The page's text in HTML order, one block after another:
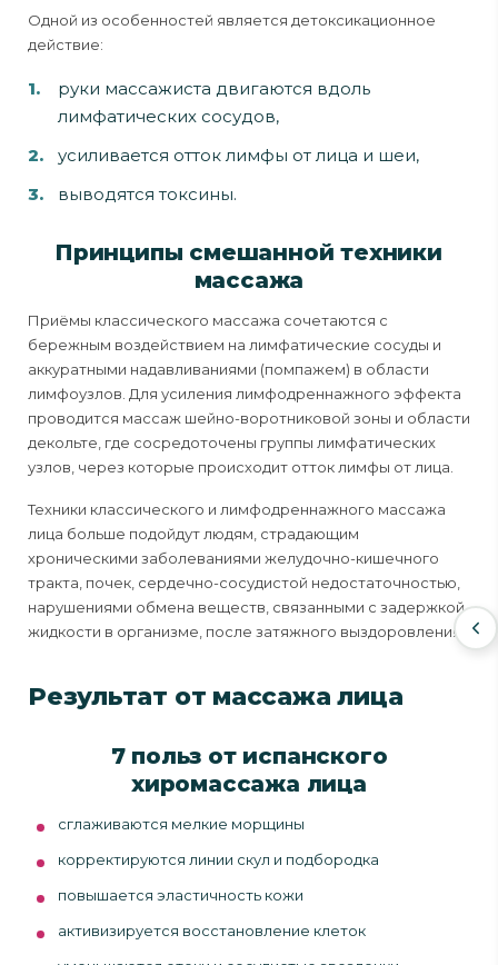
Одной из особенностей является детоксикационное
действие:
руки массажиста двигаются вдоль
лимфатических сосудов,
усиливается отток лимфы от лица и шеи,
выводятся токсины.
Принципы смешанной техники
массажа
Приёмы классического массажа сочетаются с
бережным воздействием на лимфатические сосуды и
аккуратными надавливаниями (помпажем) в области
лимфоузлов. Для усиления лимфодреннажного эффекта
проводится массаж шейно-воротниковой зоны и области
декольте, где сосредоточены группы лимфатических
узлов, через которые происходит отток лимфы от лица.
Техники классического и лимфодреннажного массажа
лица больше подойдут людям, страдающим
хроническими заболеваниями желудочно-кишечного
тракта, почек, сердечно-сосудистой недостаточностью,
нарушениями обмена веществ, связанными с задержкой
жидкости в организме, после затяжного выздоровления.
Результат от массажа лица
7 польз от испанского
хиромассажа лица
сглаживаются мелкие морщины
корректируются линии скул и подбородка
повышается эластичность кожи
активизируется восстановление клеток